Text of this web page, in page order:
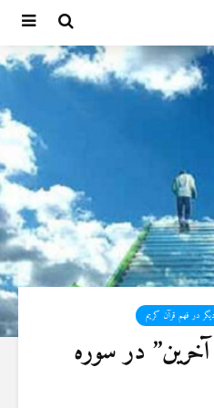
در فهم قرآن کریم
در سوره